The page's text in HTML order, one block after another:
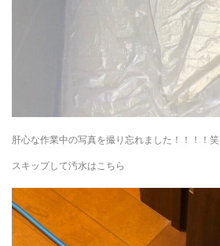
肝心な作業中の写真を撮り忘れました！！！！笑
スキップして汚水はこちら